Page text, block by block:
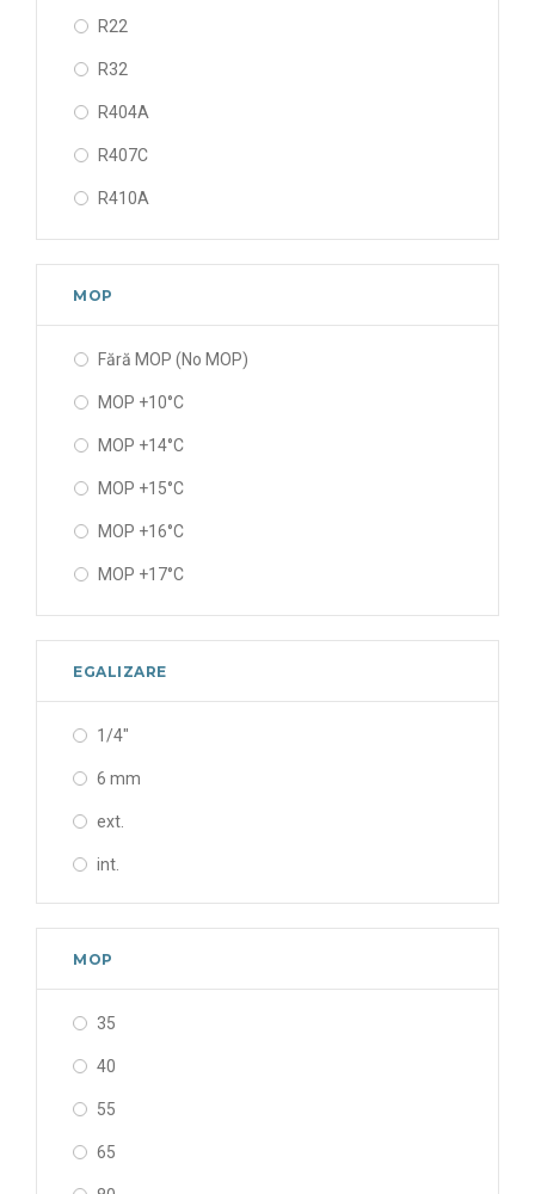
R22
R32
R404A
R407C
R410A
R450A
R455A
R507A
R513A
MOP
Fără MOP (No MOP)
MOP +10°C
MOP +14°C
MOP +15°C
MOP +16°C
MOP +17°C
MOP -10°C
MOP 0°C
EGALIZARE
1/4"
6 mm
ext.
int.
MOP
35
40
55
65